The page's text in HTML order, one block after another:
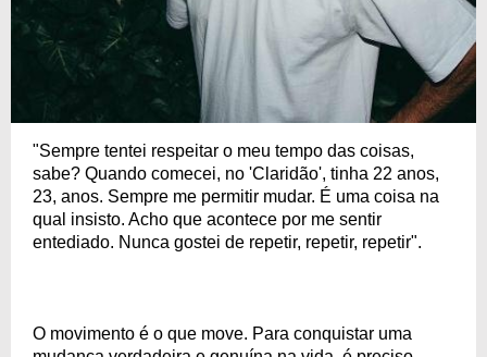
"Sempre tentei respeitar o meu tempo das coisas,
sabe? Quando comecei, no 'Claridão', tinha 22 anos,
23, anos. Sempre me permitir mudar. É uma coisa na
qual insisto. Acho que acontece por me sentir
entediado. Nunca gostei de repetir, repetir, repetir".
O movimento é o que move. Para conquistar uma